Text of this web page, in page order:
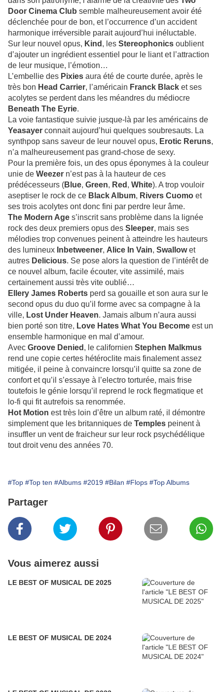
Door Cinema Club semble malheureusement avoir été
déclenchée pour de bon, et l’occurrence d’un accident
harmonique irréversible parait aujourd’hui inéluctable.
Sur leur nouvel opus, Kind , les Stereophonics oublient
d’ajouter un ingrédient essentiel pour le liant et l’attraction
de leur musique, l’émotion…
L’embellie des Pixies aura été de courte durée, après le
très bon Head Carrier, l’américain Franck Black et ses
acolytes se perdent dans les méandres du médiocre
Beneath The Eyrie.
La voie fantastique suivie jusque-là par les américains de
Yeasayer connait aujourd’hui quelques soubresauts. La
synthpop sans saveur de leur nouvel opus, Erotic Reruns,
n’a malheureusement pas grand-chose de sexy.
Pour la première fois, un des opus éponymes à la couleur
unie de Weezer n’est pas à la hauteur de ces
prédécesseurs (Blue, Green, Red , White). A trop vouloir
aseptiser le rock de ce Black Album, Rivers Cuomo et
ses trois acolytes ont donc fini par perdre leur âme.
The Modern Age s’inscrit sans problème dans la lignée
rock des deux premiers opus des Sleeper, mais ses
mélodies trop convenues peinent à atteindre les hauteurs
des lumineux Inbetweener, Alice In Vain, Swallowet
autres Delicious. Se pose alors la question de l’intérêt de
ce nouvel album, facile écouter, vite assimilé, mais
certainement aussi très vite oublié…
Ellery James Roberts perd sa gouaille et son aura sur le
second opus du duo qu’il forme avec sa compagne à la
ville, Lost Under Heaven. Jamais album n’aura aussi
bien porté son titre, Love Hates What You Become est un
ensemble harmonique en mal d’amour.
Avec Groove Denied , le californien Stephen Malkmus
rend une copie certes hétéroclite mais finalement assez
mitigée, il peine à convaincre lorsqu’il quitte sa zone de
confort et qu’il s’essaye à l’electro torturée, mais frise
toutefois le génie lorsqu’il reprend le rock flegmatique et
lo-fi qui fit autrefois sa renommée.
Hot Motion est très loin d’être un album raté, il démontre
simplement que les britanniques de Temples peinent à
insuffler un vent de fraicheur sur leur rock psychédélique
tout droit venu des années 70.
#Top #Top ten #Albums #2019 #Bilan #Flops #Top Albums
Partager
Vous aimerez aussi
LE BEST OF MUSICAL DE 2025
LE BEST OF MUSICAL DE 2024